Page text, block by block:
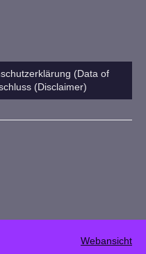
(Data of
(Disclaimer)
Webansicht